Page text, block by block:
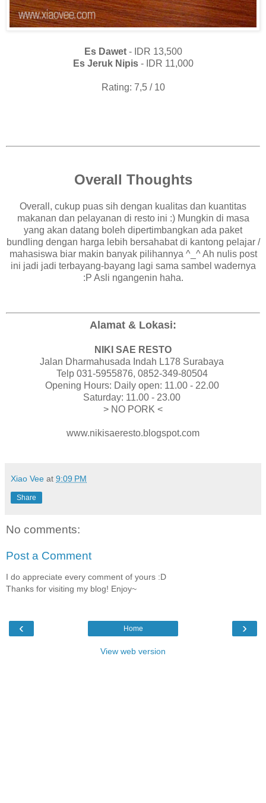
Es Dawet- IDR 13,500
Es Jeruk Nipis- IDR 11,000
Rating: 7,5 / 10
Overall Thoughts
Overall, cukup puas sih dengan kualitas dan kuantitas
makanan dan pelayanan di resto ini :) Mungkin di masa
yang akan datang boleh dipertimbangkan ada paket
bundling dengan harga lebih bersahabat di kantong pelajar /
mahasiswa biar makin banyak pilihannya ^_^ Ah nulis post
ini jadi jadi terbayang-bayang lagi sama sambel wadernya
:P Asli ngangenin haha.
Alamat & Lokasi:
NIKI SAE RESTO
Jalan Dharmahusada Indah L178 Surabaya
Telp 031-5955876, 0852-349-80504
Opening Hours: Daily open: 11.00 - 22.00
Saturday: 11.00 - 23.00
> NO PORK <
www.nikisaeresto.blogspot.com
Xiao Vee at 9:09 PM
Share
No comments:
Post a Comment
I do appreciate every comment of yours :D
Thanks for visiting my blog! Enjoy~
‹ ›
Home
View web version